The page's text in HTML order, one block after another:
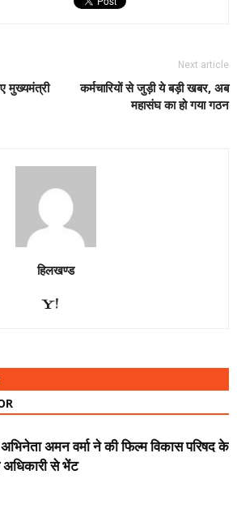
मुख्यमंत्री
Next article
कर्मचारियों से जुड़ी ये बड़ी खबर, अब
महासंघ का हो गया गठन
हिलखण्ड
अमन वर्मा ने की फिल्म विकास परिषद के
से भेंट